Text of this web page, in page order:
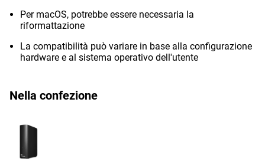
Per macOS, potrebbe essere necessaria la
riformattazione
La compatibilità può variare in base alla configurazione
hardware e al sistema operativo dell'utente
Nella confezione